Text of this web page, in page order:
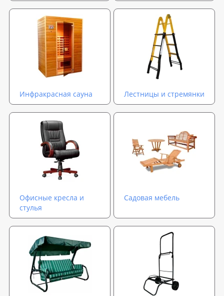
Инфракрасная сауна Лестницы и стремянки
Офисные кресла и
стулья
Садовая мебель